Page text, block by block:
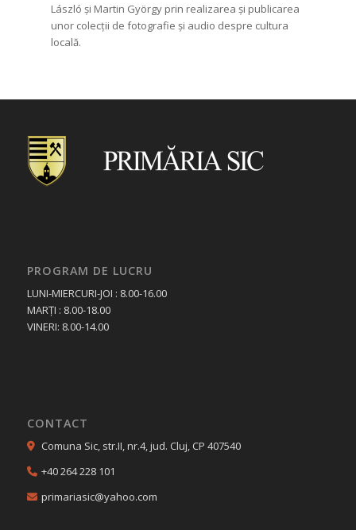
László și Martin György prin realizarea și publicarea
unor colecții de fotografie și audio despre cultura
locală.
PROGRAM DE LUCRU
LUNI-MIERCURI-JOI : 8.00-16.00
MARȚI : 8.00-18.00
VINERI: 8.00-14.00
CONTACT
Comuna Sic, str.II, nr.4, jud. Cluj, CP 407540
+40 264 228 101
primariasic@yahoo.com